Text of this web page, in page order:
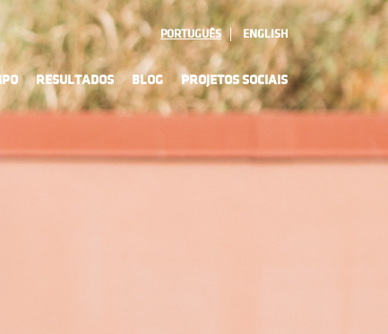
PORTUGUÊS ENGLISH
RESULTADOS BLOG PROJETOS SOCIAIS